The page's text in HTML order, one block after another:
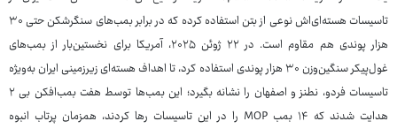
تاسیسات هسته‌ای‌اش نوعی از بتن استفاده کرده که در برابر بمب‌های سنگرشکن حتی ۳۰
هزار پوندی هم مقاوم است. در ۲۲ ژوئن ۲۰۲۵، آمریکا برای نخستین‌بار از بمب‌های
غول‌پیکر سنگین‌وزن ۳۰ هزار پوندی استفاده کرد، تا اهداف هسته‌ای زیرزمینی ایران به‌ویژه
تاسیسات فردو، نطنز و اصفهان را نشانه بگیرد؛ این بمب‌ها توسط هفت بمب‌افکن بی‌ ۲
هدایت شدند که ۱۴ بمب MOP را در این تاسیسات رها کردند، همزمان پرتاب انبوه